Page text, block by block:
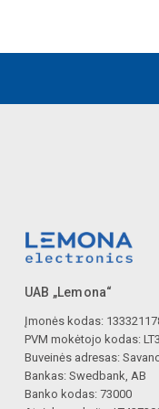
UAB „Lemona“
Įmonės kodas:
PVM mokėtojo kodas:
Buveinės adresas:
Bankas: Swedbank, AB
Banko kodas: 73000